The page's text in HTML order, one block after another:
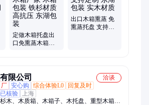
定做木箱托盘出
口免熏蒸木箱厂
出口木箱熏蒸 免
熏蒸托盘 支持定
限公司
洽谈
厂 安心购 综合体验L0
回复及时
核验
上海
木、木质箱、木箱子、木托盘、重型木箱、